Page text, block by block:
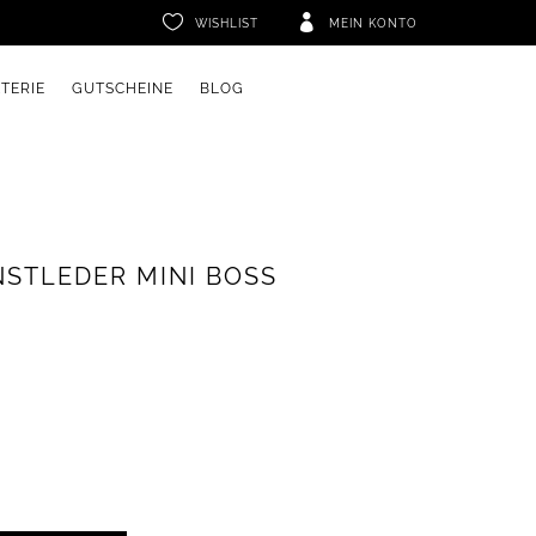
 WISHLIST  MEIN KONTO
GUTSCHEINE BLOG
MINI BOSS